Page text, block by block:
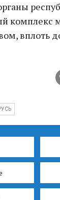
комплекс
вплоть